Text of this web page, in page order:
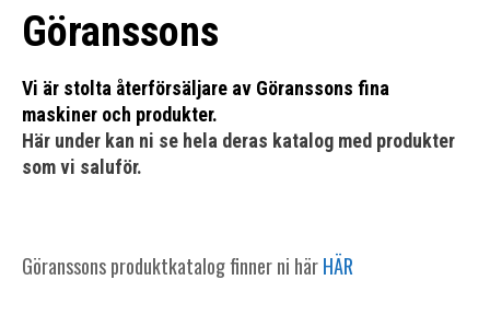
Göranssons
Vi är stolta återförsäljare av Göranssons fina
maskiner och produkter.
Här under kan ni se hela deras katalog med produkter
som vi saluför.
Göranssons produktkatalog finner ni härHÄR